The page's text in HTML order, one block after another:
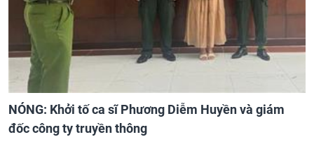
NÓNG: Khởi tố ca sĩ Phương Diễm Huyền và giám
đốc công ty truyền thông